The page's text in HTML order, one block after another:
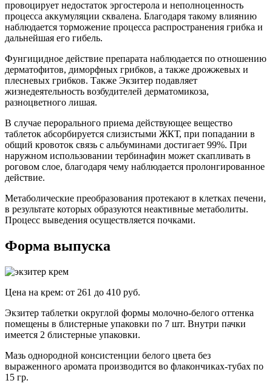
провоцирует недостаток эргостерола и неполноценность
процесса аккумуляции сквалена. Благодаря такому влиянию
наблюдается торможение процесса распространения грибка и
дальнейшая его гибель.
Фунгицидное действие препарата наблюдается по отношению
дерматофитов, диморфных грибков, а также дрожжевых и
плесневых грибков. Также Экзитер подавляет
жизнедеятельность возбудителей дерматомикоза,
разноцветного лишая.
В случае перорального приема действующее вещество
таблеток абсорбируется слизистыми ЖКТ, при попадании в
общий кровоток связь с альбуминами достигает 99%. При
наружном использовании тербинафин может скапливать в
роговом слое, благодаря чему наблюдается пролонгированное
действие.
Метаболические преобразования протекают в клетках печени,
в результате которых образуются неактивные метаболиты.
Процесс выведения осуществляется почками.
Форма выпуска
Цена на крем: от 261 до 410 руб.
Экзитер таблетки округлой формы молочно-белого оттенка
помещены в блистерные упаковки по 7 шт. Внутри пачки
имеется 2 блистерные упаковки.
Мазь однородной консистенции белого цвета без
выраженного аромата производится во флакончиках-тубах по
15 гр.